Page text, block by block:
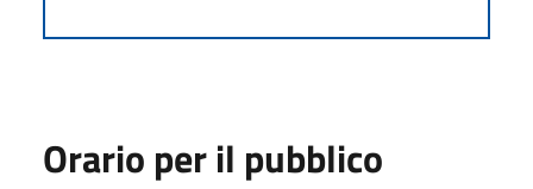
Orario per il pubblico